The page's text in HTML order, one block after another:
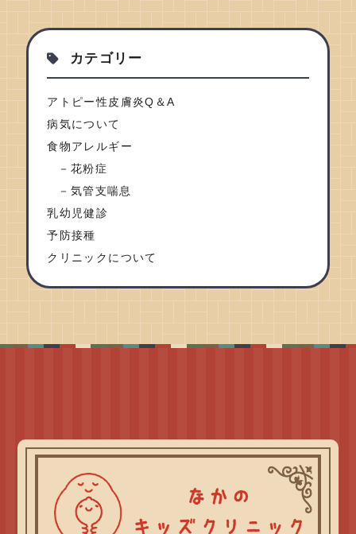
カテゴリー
アトピー性皮膚炎Q＆A
病気について
食物アレルギー
花粉症
気管支喘息
乳幼児健診
予防接種
クリニックについて